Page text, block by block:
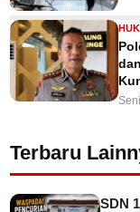
Terbaru
SDN